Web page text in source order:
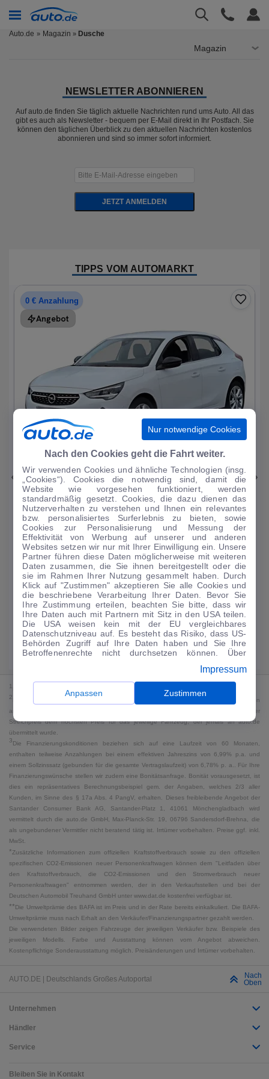
Auto.de Magazin » Dusche
Magazin
NEWSLETTER ABONNIEREN
Auf auto.de finden Sie täglich aktuelle Nachrichten rund ums Auto. All das
gibt es auch als Newsletter - bequem per E-Mail direkt in Ihr Postfach. Sie
können den täglichen Überblick zu den aktuellen Nachrichten kostenlos
abonnieren und sind so immer sofort informiert.
JETZT ANMELDEN
TIPPS VOM AUTOMARKT
0 € Anzahlung
Angebot
|19
Opel Corsa
Elegance 1.2T*Autom LED R-Kam Tempo Blueto...
33.297 km· 07/2023· Benzin·Automatik
Finanzierung Kaufen
134€/mtl.
Guter Preis4
0 € Anzahlung ·60 Monate ·Finanzierungs-Details
Angebot anfragen Rate anpassen
Kraftstoffverbrauch komb. 5,4 l/100 km · CO₂-Emissionen komb. 123 g/km
· CO₂-Klasse D · WLTP*
1
2 Bei dem Streichpreis handelt es sich für Neufahrzeuge und junge Gebrauchte um den
an auto.de übermittelten Listenpreis. Für alle anderen Fahrzeuge entspricht der
Streichpreis dem höchsten Preis für das jeweilige Fahrzeug, der jemals an auto.de
übermittelt wurde.
3Die Finanzierungskonditionen beziehen sich auf eine Laufzeit von 60 Monaten,
enthalten teilweise Anzahlungen bei einem effektiven Jahreszins von 6,99% p.a. und
einem Sollzinssatz (gebunden für die gesamte Vertragslaufzeit) von 6,78% p. a.. Für Ihre
Finanzierungswünsche stellen wir zudem eine Bonitätsanfrage. Bonität vorausgesetzt, ist
dies ein repräsentatives Berechnungsbeispiel gem. der Angaben, welches 2/3 aller
Kunden, im Sinne des § 17a Abs. 4 PangV, erhalten. Dieses freibleibende Angebot der
Santander Consumer Bank AG, Santander-Platz 1, 41061 Mönchengladbach wird
vermittelt durch die auto.de GmbH, Max-Planck-Str. 19, 06796 Sandersdorf-Brehna, die
als ungebundener Vermittler nicht beratend tätig ist. Irrtümer vorbehalten. Preise ggf. inkl.
MwSt.
*Zusätzliche Informationen zum offiziellen Kraftstoffverbrauch sowie zu den offiziellen
spezifischen CO2-Emissionen neuer Personenkraftwagen können dem "Leitfaden über
den Kraftstoffverbrauch, die CO2-Emissionen und den Stromverbrauch neuer
Personenkraftwagen" entnommen werden, der in den Verkaufsstellen und bei der
Deutschen Automobil Treuhand GmbH unter www.dat.de kostenfrei verfügbar ist.
**Die Umweltprämie des BAFA ist im Preis und in der Rate bereits einkalkuliert. Die BAFA-
Umweltprämie muss nach Erhalt an den Verkäufer/Finanzierungspartner gezahlt werden.
Die verwendeten Bilder zeigen Fahrzeuge der jeweiligen Verkäufer bzw. Beispiele des
jeweiligen Modells. Farbe und Ausstattung können vom Angebot abweichen.
Kostenpflichtige Sonderausstattung möglich. Preisänderungen und Irrtümer vorbehalten.
AUTO.DE | Deutschlands Großes Autoportal
Nach
Oben
Unternehmen
Händler
Service
Bleiben Sie in Kontakt
Nur notwendige Cookies
Nach den Cookies geht die Fahrt weiter.
Wir verwenden Cookies und ähnliche Technologien (insg.
„Cookies“). Cookies die notwendig sind, damit die
Website wie vorgesehen funktioniert, werden
standardmäßig gesetzt. Cookies, die dazu dienen das
Nutzerverhalten zu verstehen und Ihnen ein relevantes
bzw. personalisiertes Surferlebnis zu bieten, sowie
Cookies zur Personalisierung und Messung der
Effektivität von Werbung auf unserer und anderen
Websites setzen wir nur mit Ihrer Einwilligung ein. Unsere
Partner führen diese Daten möglicherweise mit weiteren
Daten zusammen, die Sie ihnen bereitgestellt oder die
sie im Rahmen Ihrer Nutzung gesammelt haben. Durch
Klick auf "Zustimmen" akzeptieren Sie alle Cookies und
die beschriebene Verarbeitung Ihrer Daten. Bevor Sie
Ihre Zustimmung erteilen, beachten Sie bitte, dass wir
Ihre Daten auch mit Partnern mit Sitz in den USA teilen.
Die USA weisen kein mit der EU vergleichbares
Datenschutzniveau auf. Es besteht das Risiko, dass US-
Behörden Zugriff auf Ihre Daten haben und Sie Ihre
Betroffenenrechte nicht durchsetzen können. Über
anpassen. Dies ist auch später jederzeit im Bereich
Cookie-Richtliniemöglich. Weitere Informationen finden
Sie in unsererDatenschutzerklärung .
Impressum
Anpassen Zustimmen